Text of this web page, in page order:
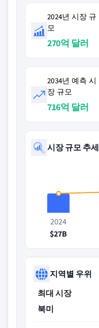
2024년 시장 규
모
270억 달러
2034년 예측 시
장 규모
716억 달러
시장 규모 추세
2024
$27B
지역별 우위
최대 시장
북미